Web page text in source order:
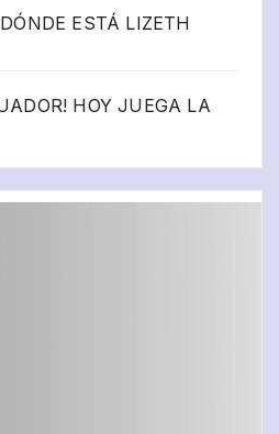
ESTÁ LIZETH
HOY JUEGA LA